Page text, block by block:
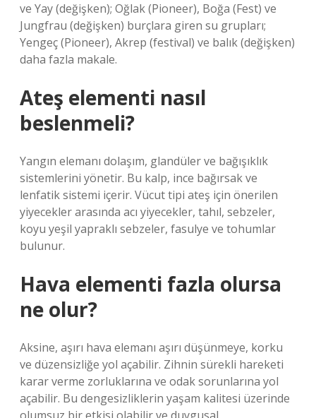
ve Yay (değişken); Oğlak (Pioneer), Boğa (Fest) ve
Jungfrau (değişken) burçlara giren su grupları;
Yengeç (Pioneer), Akrep (festival) ve balık (değişken)
daha fazla makale.
Ateş elementi nasıl
beslenmeli?
Yangın elemanı dolaşım, glandüler ve bağışıklık
sistemlerini yönetir. Bu kalp, ince bağırsak ve
lenfatik sistemi içerir. Vücut tipi ateş için önerilen
yiyecekler arasında acı yiyecekler, tahıl, sebzeler,
koyu yeşil yapraklı sebzeler, fasulye ve tohumlar
bulunur.
Hava elementi fazla olursa
ne olur?
Aksine, aşırı hava elemanı aşırı düşünmeye, korku
ve düzensizliğe yol açabilir. Zihnin sürekli hareketi
karar verme zorluklarına ve odak sorunlarına yol
açabilir. Bu dengesizliklerin yaşam kalitesi üzerinde